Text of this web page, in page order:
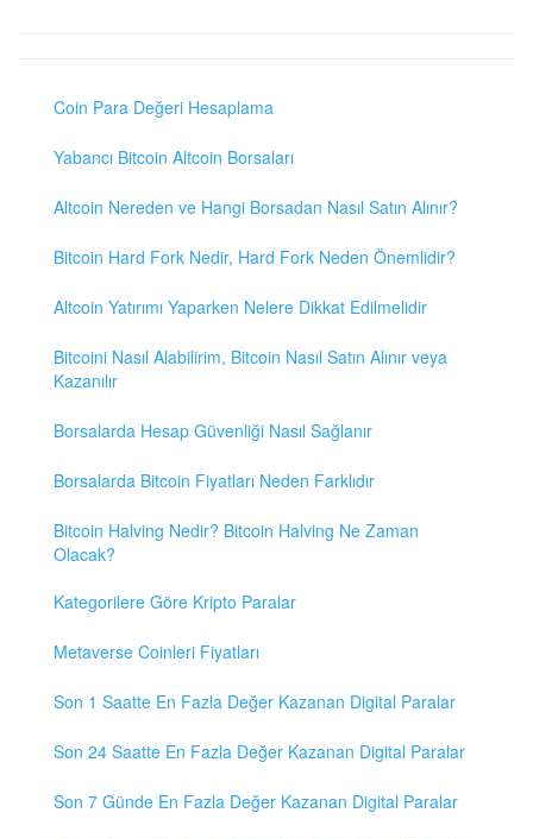
Coin Para Değeri Hesaplama
Yabancı Bitcoin Altcoin Borsaları
Altcoin Nereden ve Hangi Borsadan Nasıl Satın Alınır?
Bitcoin Hard Fork Nedir, Hard Fork Neden Önemlidir?
Altcoin Yatırımı Yaparken Nelere Dikkat Edilmelidir
Bitcoini Nasıl Alabilirim, Bitcoin Nasıl Satın Alınır veya
Kazanılır
Borsalarda Hesap Güvenliği Nasıl Sağlanır
Borsalarda Bitcoin Fiyatları Neden Farklıdır
Bitcoin Halving Nedir? Bitcoin Halving Ne Zaman
Olacak?
Kategorilere Göre Kripto Paralar
Metaverse Coinleri Fiyatları
Son 1 Saatte En Fazla Değer Kazanan Digital Paralar
Son 24 Saatte En Fazla Değer Kazanan Digital Paralar
Son 7 Günde En Fazla Değer Kazanan Digital Paralar